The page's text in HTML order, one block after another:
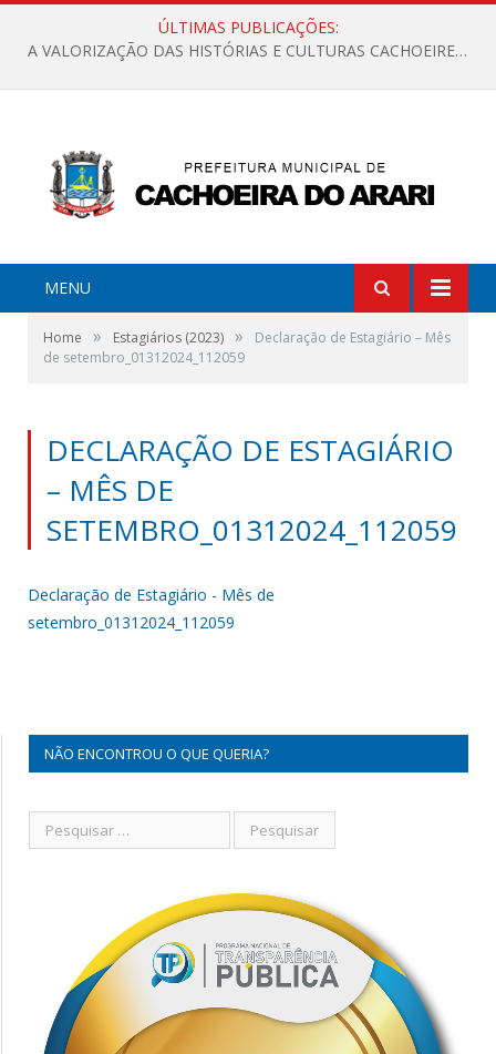
ÚLTIMAS PUBLICAÇÕES:
A VALORIZAÇÃO DAS HISTÓRIAS E CULTURAS CACHOEIRENSES
MENU
Home » Estagiários (2023) »
Declaração de Estagiário – Mês
de setembro_01312024_112059
DECLARAÇÃO DE ESTAGIÁRIO
– MÊS DE
SETEMBRO_01312024_112059
Declaração de Estagiário - Mês de
setembro_01312024_112059
NÃO ENCONTROU O QUE QUERIA?